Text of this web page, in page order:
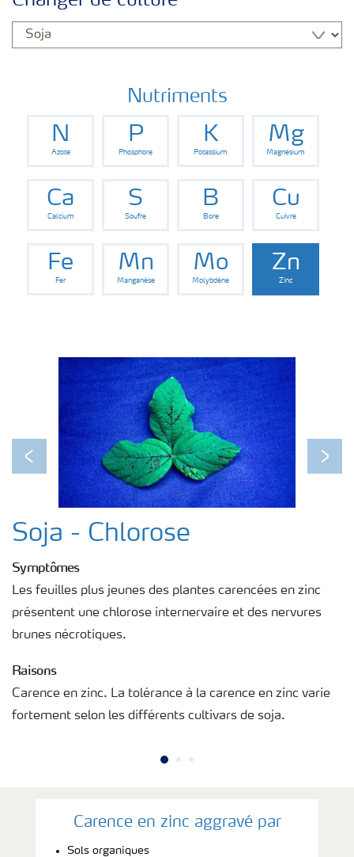
Cultures
Nutriments
N
Azote
P
Phosphore
K
Potassium
Mg
Magnésium
Ca
Calcium
S
Soufre
B
Bore
Cu
Cuivre
Fe
Fer
Mn
Manganèse
Mo
Molybdène
Zn
Zinc
Previous Next
Soja - Chlorose
Symptômes
Les feuilles plus jeunes des plantes carencées en zinc
présentent une chlorose internervaire et des nervures
brunes nécrotiques.
Raisons
Carence en zinc. La tolérance à la carence en zinc varie
fortement selon les différents cultivars de soja.
Carence en zinc aggravé par
Sols organiques